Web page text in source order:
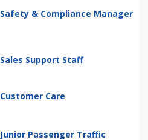
Safety & Compliance Manager
Sales Support Staff
Customer Care
Junior Passenger Traffic